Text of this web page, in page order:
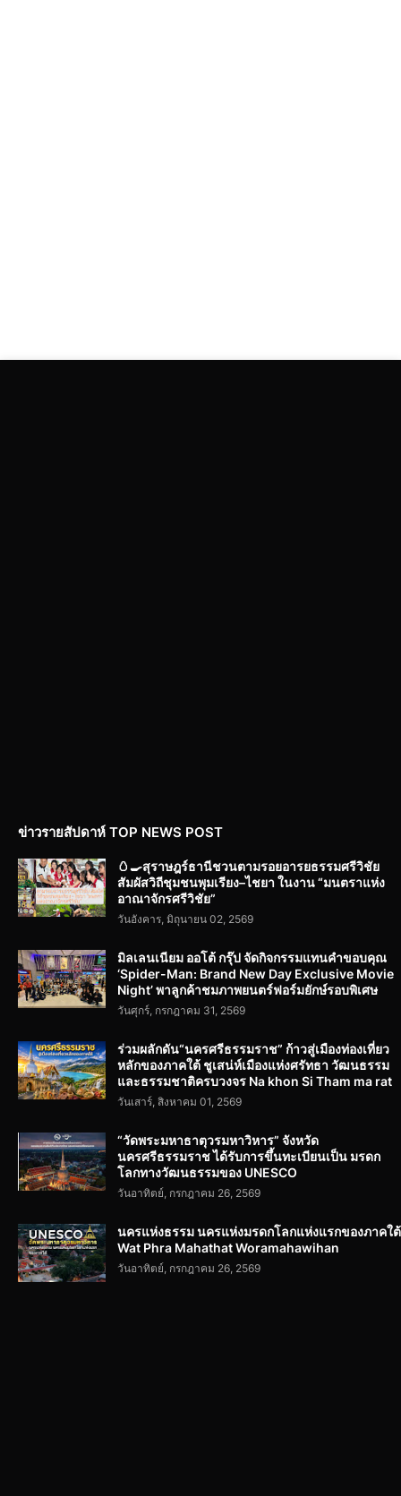
ข่าวรายสัปดาห์ TOP NEWS POST
🥚🍳สุราษฎร์ธานีชวนตามรอยอารยธรรมศรีวิชัย
สัมผัสวิถีชุมชนพุมเรียง–ไชยา ในงาน “มนตราแห่ง
อาณาจักรศรีวิชัย”
วันอังคาร, มิถุนายน 02, 2569
มิลเลนเนียม ออโต้ กรุ๊ป จัดกิจกรรมแทนคำขอบคุณ
‘Spider-Man: Brand New Day Exclusive Movie
Night’ พาลูกค้าชมภาพยนตร์ฟอร์มยักษ์รอบพิเศษ
วันศุกร์, กรกฎาคม 31, 2569
ร่วมผลักดัน“นครศรีธรรมราช” ก้าวสู่เมืองท่องเที่ยว
หลักของภาคใต้ ชูเสน่ห์เมืองแห่งศรัทธา วัฒนธรรม
และธรรมชาติครบวงจร Na khon Si Tham ma rat
วันเสาร์, สิงหาคม 01, 2569
“วัดพระมหาธาตุวรมหาวิหาร” จังหวัด
นครศรีธรรมราช ได้รับการขึ้นทะเบียนเป็น มรดก
โลกทางวัฒนธรรมของ UNESCO
วันอาทิตย์, กรกฎาคม 26, 2569
นครแห่งธรรม นครแห่งมรดกโลกแห่งแรกของภาคใต้
Wat Phra Mahathat Woramahawihan
วันอาทิตย์, กรกฎาคม 26, 2569